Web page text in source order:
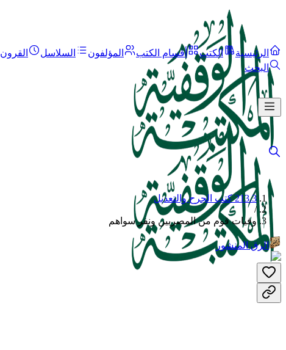
الرئيسية الكتب أقسام الكتب المؤلفون السلاسل القرون
البحث
213.3 كتب الجرح والتعديل
/
وفيات قوم من المصريين ونفر سواهم
الرق المنشور